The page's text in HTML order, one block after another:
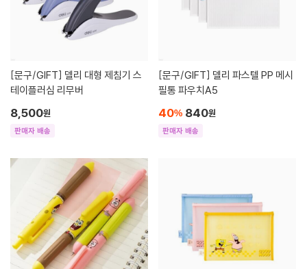
[문구/GIFT]
테이플러심 리무버
8,500원
판매자 배송
[문구/GIFT]
필통 파우치A5
40% 840원
판매자 배송